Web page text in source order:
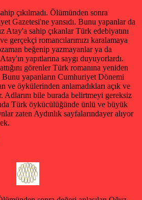
çıkılmadı. Ölümünden sonra
Gazetesi'ne yansıdı. Bunu yapanlar da
sahip çıkanlar Türk edebiyatını
gerçekçi romancılarımızı karalamaya
beğenip yazmayanlar ya da
yapıtlarına saygı duyuyorlardı.
görenler Türk romanına yeniden
yapanların Cumhuriyet Dönemi
ve öykülerinden anlamadıkları açık ve
Adlarını bile burada belirtmeyi gereksiz
Türk öykücülüğünde ünlü ve büyük
zaten Aydınlık sayfalarındayer alıyor